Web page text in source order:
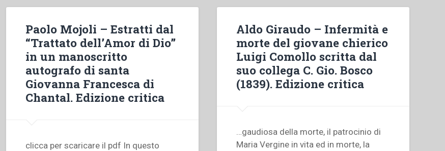
Paolo Mojoli – Estratti dal
“Trattato dell’Amor di Dio”
in un manoscritto
autografo di santa
Giovanna Francesca di
Chantal. Edizione critica
clicca per scaricare il pdf In questo
Aldo Giraudo – Infermità e
morte del giovane chierico
Luigi Comollo scritta dal
suo collega C. Gio. Bosco
(1839). Edizione critica
…gaudiosa della morte, il patrocinio di
Maria Vergine in vita ed in morte, la